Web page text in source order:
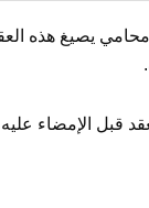
محامي يصيغ
قبل الإمضاء